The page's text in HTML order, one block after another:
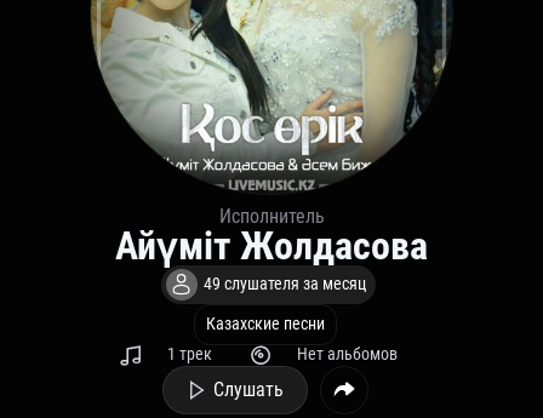
Исполнитель
Айүміт Жолдасова
49 слушателя за месяц
Казахские песни
1 трек
Нет альбомов
Слушать